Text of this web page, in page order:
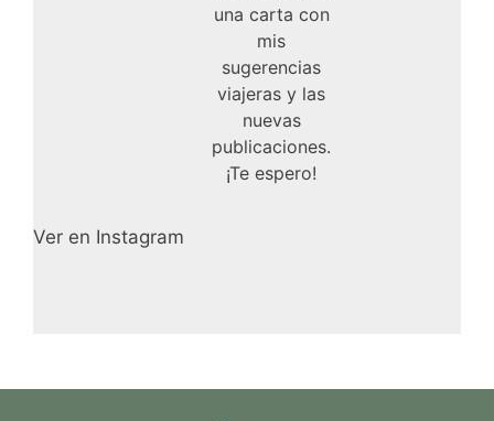
una carta con
mis
sugerencias
viajeras y las
nuevas
publicaciones.
¡Te espero!
Ver en Instagram